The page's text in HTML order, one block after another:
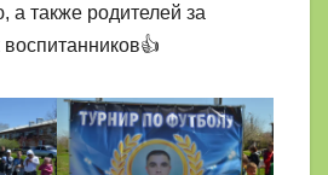
также родителей за